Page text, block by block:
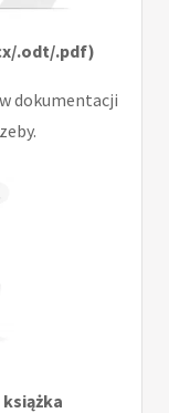
.odt/.pdf)
dokumentacji